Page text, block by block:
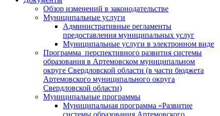
Обзор изменений в законодательстве
Муниципальные услуги
Административные регламенты
предоставления муниципальных услуг
Муниципальные услуги в электронном виде
Программа перспективного развития системы
образования в Артемовском муниципальном
округе Свердловской области (в части бюджета
Артемовского муниципального округа
Свердловской области)
Муниципальные программы
Муниципальная программа «Развитие